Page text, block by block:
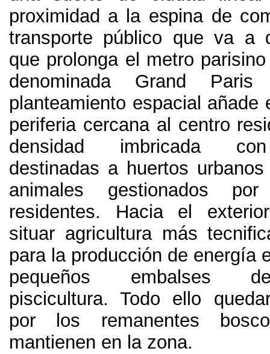
proximidad a la espina de
transporte público que va a
que prolonga el metro
denominada Grand Paris
planteamiento espacial añade
periferia cercana al centro
densidad imbricada
destinadas a huertos
animales gestionados
residentes. Hacia el
situar agricultura más
para la producción de energía
pequeños embalses
piscicultura.Todo ello
por los remanentes
mantienen en la zona.